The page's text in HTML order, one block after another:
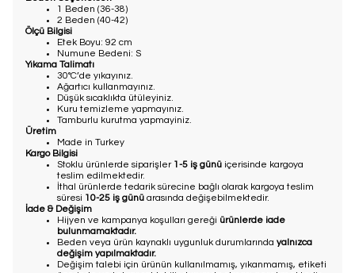
1 Beden (36-38)
2 Beden (40-42)
Ölçü Bilgisi
Etek Boyu: 92 cm
Numune Bedeni: S
Yıkama Talimatı
30°C’de yıkayınız.
Ağartıcı kullanmayınız.
Düşük sıcaklıkta ütüleyiniz.
Kuru temizleme yapmayınız.
Tamburlu kurutma yapmayiniz.
Üretim
Made in Turkey
Kargo Bilgisi
Stoklu ürünlerde siparişler 1-5 iş günü içerisinde kargoya
teslim edilmektedir.
İthal ürünlerde tedarik sürecine bağlı olarak kargoya teslim
süresi 10-25 iş günü arasında değişebilmektedir.
İade & Değişim
Hijyen ve kampanya koşulları gereği ürünlerde iade
bulunmamaktadır.
Beden veya ürün kaynaklı uygunluk durumlarında yalnızca
değişim yapılmaktadır.
Değişim talebi için ürünün kullanılmamış, yıkanmamış, etiketi